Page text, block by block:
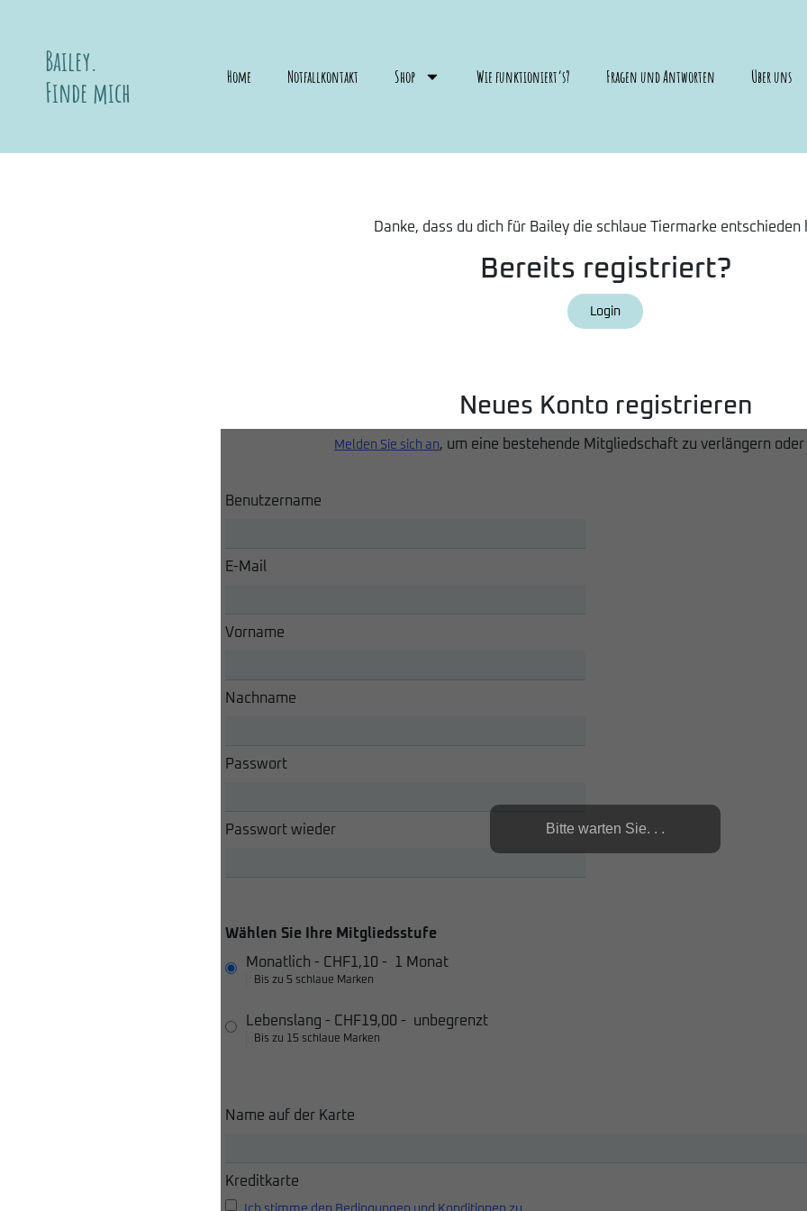
Bailey.
Finde mich
Home Notfallkontakt Shop Wie funktioniert’s? Fragen und Antworten Über uns
Danke, dass du dich für Bailey die schlaue Tiermarke entschieden
Bereits registriert?
Login
Neues Konto registrieren
Melden Sie sich an, um eine bestehende Mitgliedschaft zu verlängern oder
Benutzername
E-Mail
Vorname
Nachname
Passwort
Passwort wieder
Wählen Sie Ihre Mitgliedsstufe
Monatlich - CHF1,10 - 1 Monat
Bis zu 5 schlaue Marken
Lebenslang - CHF19,00 - unbegrenzt
Bis zu 15 schlaue Marken
Name auf der Karte
Kreditkarte
Bitte warten Sie. . .